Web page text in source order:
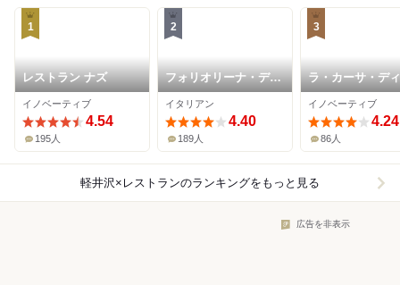
1
レストラン ナズ
イノベーティブ
4.54
195人
2
フォリオリーナ・デッ
ラ・ポルタ・フォルト
ゥーナ
イタリアン
4.40
189人
3
ラ・カーサ・デ
ツオ オオタ
イノベーティブ
4.24
86人
軽井沢×レストランのランキングをもっと見る
広告を非表示